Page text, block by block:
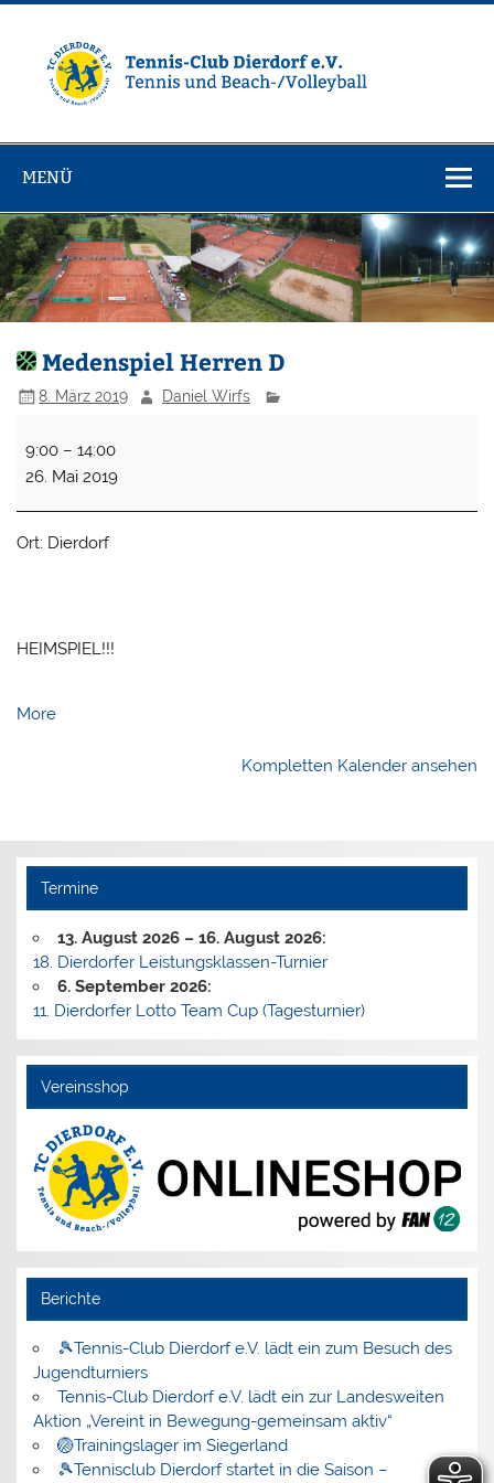
Zum
Dierdorf e.V.
MENÜ
Medenspiel Herren D
8. März 2019 Daniel Wirfs
Herren
D
9:00 –14:00
26. Mai 2019
Ort: Dierdorf
HEIMSPIEL!!!
Moreabout
Kompletten Kalender ansehen
Termine
13. August 2026 – 16. August 2026:
18. Dierdorfer Leistungsklassen-Turnier
6. September 2026:
11. Dierdorfer Lotto Team Cup (Tagesturnier)
Vereinsshop
Berichte
🎾Tennis-Club Dierdorf e.V. lädt ein zum Besuch des
Jugendturniers
Tennis-Club Dierdorf e.V. lädt ein zur Landesweiten
Aktion „Vereint in Bewegung-gemeinsam aktiv“
🏐Trainingslager im Siegerland
🎾Tennisclub Dierdorf startet in die Saison –